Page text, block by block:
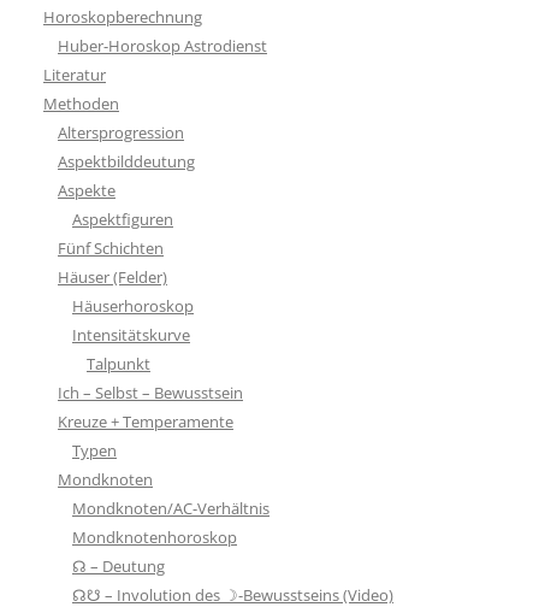
Horoskopberechnung
Huber-Horoskop Astrodienst
Literatur
Methoden
Altersprogression
Aspektbilddeutung
Aspekte
Aspektfiguren
Fünf Schichten
Häuser (Felder)
Häuserhoroskop
Intensitätskurve
Talpunkt
Ich – Selbst – Bewusstsein
Kreuze + Temperamente
Typen
Mondknoten
Mondknoten/AC-Verhältnis
Mondknotenhoroskop
☊ – Deutung
☊☋ – Involution des ☽-Bewusstseins (Video)